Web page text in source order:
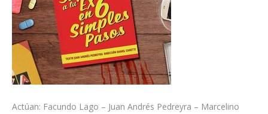
Actúan: Facundo Lago – Juan Andrés Pedreyra – Marcelino